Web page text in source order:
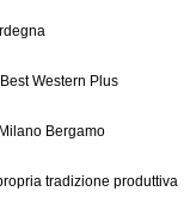
Western Plus
Bergamo
tradizione produttiva